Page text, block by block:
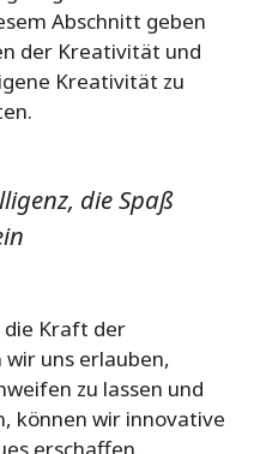
Abschnitt geben
der Kreativität und
Kreativität zu
die Spaß
Kraft der
uns erlauben,
zu lassen und
können wir innovative